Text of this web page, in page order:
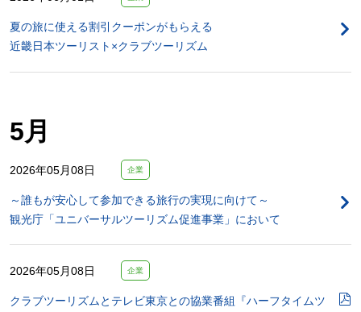
夏の旅に使える割引クーポンがもらえる
近畿日本ツーリスト×クラブツーリズム
5月
2026年05月08日 企業
～誰もが安心して参加できる旅行の実現に向けて～
観光庁「ユニバーサルツーリズム促進事業」において
2026年05月08日 企業
クラブツーリズムとテレビ東京との協業番組『ハーフタイムツ